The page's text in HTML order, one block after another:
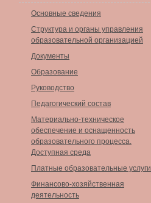
Основные сведения
Структура и органы управления
образовательной организацией
Документы
Образование
Руководство
Педагогический состав
Материально-техническое
обеспечение и оснащенность
образовательного процесса.
Доступная среда
Платные образовательные услуги
Финансово-хозяйственная
деятельность